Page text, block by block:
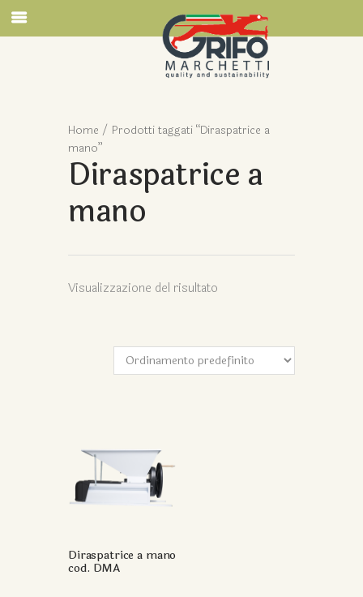
Home / Prodotti taggati “Diraspatrice a
mano”
Diraspatrice a
mano
Visualizzazione del risultato
Diraspatrice a mano
cod. DMA